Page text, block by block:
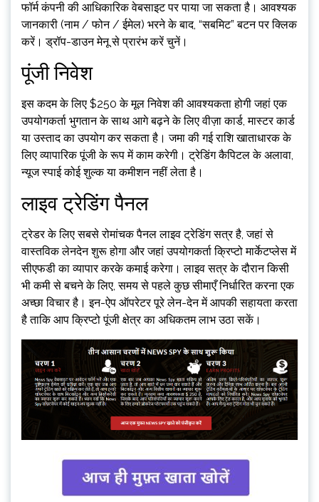
फॉर्म कंपनी की आधिकारिक वेबसाइट पर पाया जा सकता है। आवश्यक
जानकारी (नाम / फोन / ईमेल) भरने के बाद, “सबमिट” बटन पर क्लिक
करें। ड्रॉप-डाउन मेनू से प्रारंभ करें चुनें।
पूंजी निवेश
इस कदम के लिए $250 के मूल निवेश की आवश्यकता होगी जहां एक
उपयोगकर्ता भुगतान के साथ आगे बढ़ने के लिए वीज़ा कार्ड, मास्टर कार्ड
या उस्ताद का उपयोग कर सकता है। जमा की गई राशि खाताधारक के
लिए व्यापारिक पूंजी के रूप में काम करेगी। ट्रेडिंग कैपिटल के अलावा,
न्यूज स्पाई कोई शुल्क या कमीशन नहीं लेता है।
लाइव ट्रेडिंग पैनल
ट्रेडर के लिए सबसे रोमांचक पैनल लाइव ट्रेडिंग सत्र है, जहां से
वास्तविक लेनदेन शुरू होगा और जहां उपयोगकर्ता क्रिप्टो मार्केटप्लेस में
सीएफडी का व्यापार करके कमाई करेगा। लाइव सत्र के दौरान किसी
भी कमी से बचने के लिए, समय से पहले कुछ सीमाएँ निर्धारित करना एक
अच्छा विचार है। इन-ऐप ऑपरेटर पूरे लेन-देन में आपकी सहायता करता
है ताकि आप क्रिप्टो पूंजी क्षेत्र का अधिकतम लाभ उठा सकें।